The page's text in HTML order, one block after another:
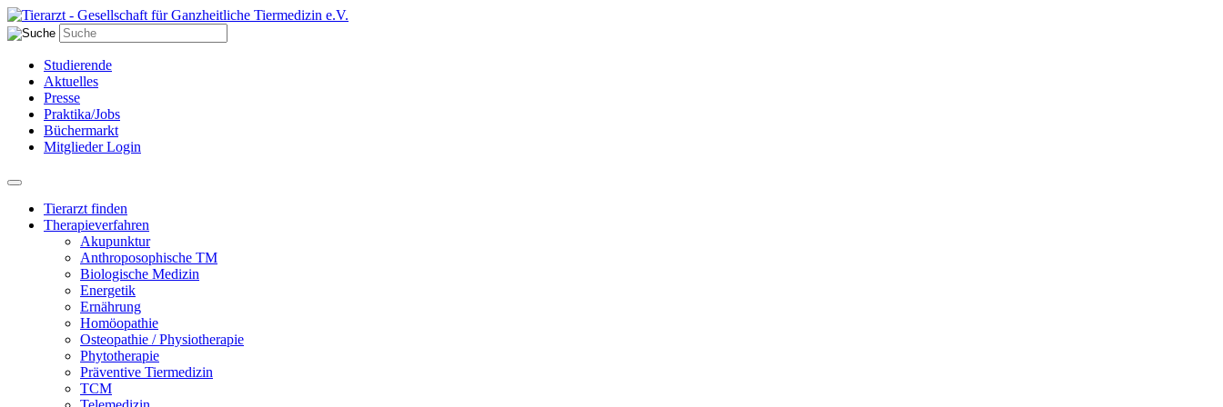
Studierende
Aktuelles
Presse
Praktika/Jobs
Büchermarkt
Mitglieder Login
Tierarzt finden
Therapieverfahren
Akupunktur
Anthroposophische TM
Biologische Medizin
Energetik
Ernährung
Homöopathie
Osteopathie / Physiotherapie
Phytotherapie
Präventive Tiermedizin
TCM